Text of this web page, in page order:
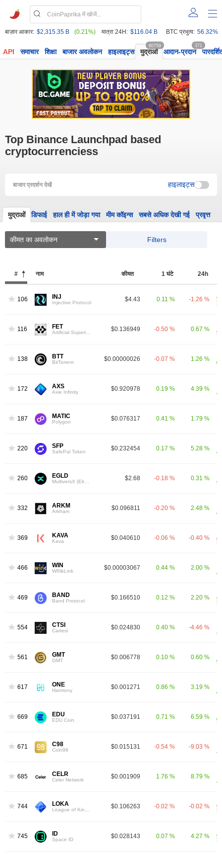
बाज़ार आकार: $2,315.35 B (0.21%) मात्रा 24H: $116.04 B BTC प्रभुत्व: 56.32%
API समाचार शिक्षा बाजार अवलोकन हाइलाइट्स मुद्राओं
60759
आदान-प्रदान
371
Top Binance Launchpad based
cryptocurrenciess
बाजार प्रदर्शन देखें हाइलाइट्स
मुद्राओं डिफाई हाल ही में जोड़ा गया मीम कॉइन्स सबसे अधिक देखी गई प्रवृत्त
कीमत का अवलोकन Filters
# नाम कीमत 1 घंटे 24h
106 INJ
Injective Protocol $4.43 0.11 % -1.26 %
116 FET $0.136949 -0.50 % 0.67 %
138 BTT
BitTorrent $0.00000026 -0.07 % 1.26 %
172 AXS
Axie Infinity $0.920978 0.19 % 4.39 %
187 MATIC
Polygon $0.076317 0.41 % 1.79 %
220 SFP
SafePal Token $0.232454 0.17 % 5.28 %
260 EGLD $2.68 -0.18 % 0.31 %
332 ARKM
Arkham $0.096811 -0.20 % 2.48 %
369 KAVA
Kava $0.040610 -0.06 % -0.40 %
466 WIN
WINkLink $0.00003067 0.44 % 2.00 %
469 BAND
Band Protocol $0.166510 0.12 % 2.20 %
554 CTSI
Cartesi $0.024830 0.40 % -4.46 %
561 GMT
GMT $0.006778 0.10 % 0.60 %
617 ONE
Harmony $0.001271 0.86 % 3.19 %
669 EDU
EDU Coin $0.037191 0.71 % 6.59 %
671 C98
Coin98 $0.015131 -0.54 % -9.03 %
685 CELR
Celer Network $0.001909 1.76 % 8.79 %
744 LOKA $0.106263 -0.02 % -0.02 %
745 ID
Space ID $0.028143 0.07 % 4.27 %